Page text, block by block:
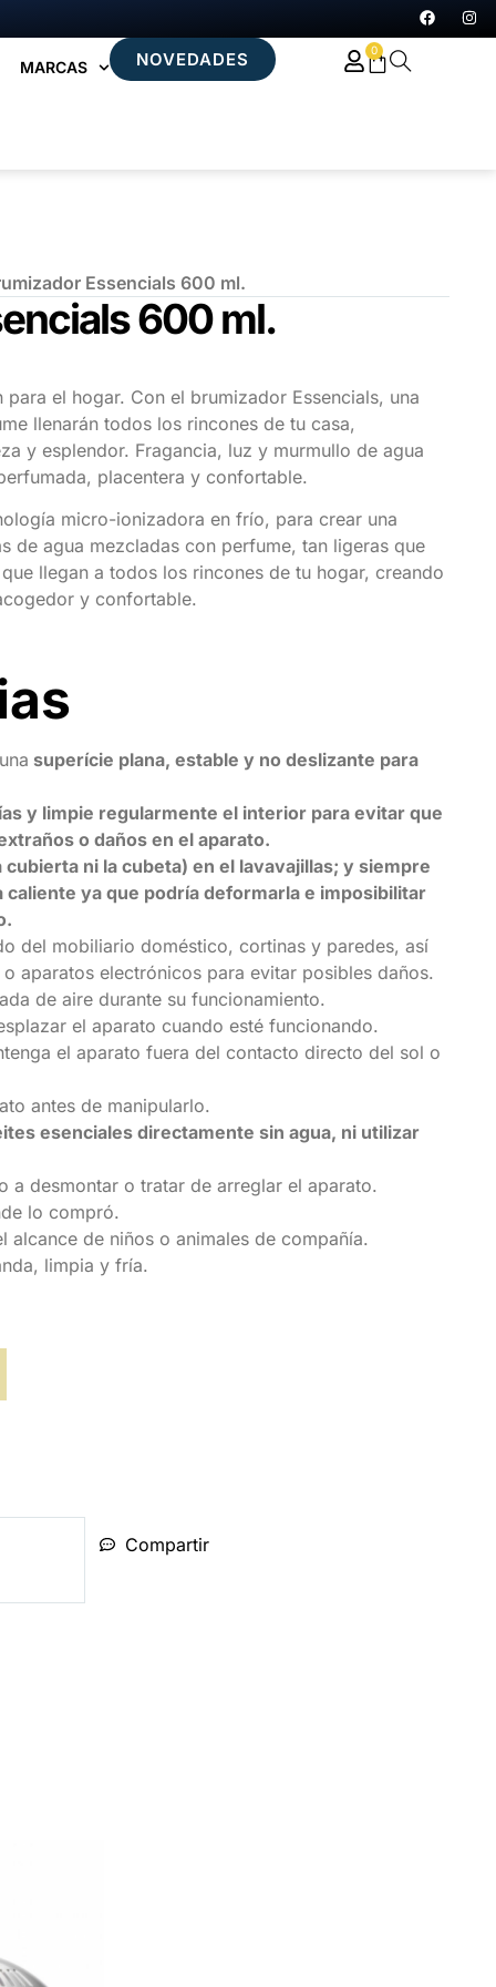
MARCAS NOVEDADES 0
Essencials 600 ml.
600 ml.
el hogar. Con el brumizador Essencials, una
llenarán todos los rincones de tu casa,
y esplendor. Fragancia, luz y murmullo de agua
placentera y confortable.
micro-ionizadora en frío, para crear una
de agua mezcladas con perfume, tan ligeras que
llegan a todos los rincones de tu hogar, creando
y confortable.
superície plana, estable y no deslizante para
y limpie regularmente el interior para evitar que
o daños en el aparato.
ni la cubeta) en el lavavajillas; y siempre
caliente ya que podría deformarla e imposibilitar
del mobiliario doméstico, cortinas y paredes, así
aparatos electrónicos para evitar posibles daños.
de aire durante su funcionamiento.
el aparato cuando esté funcionando.
el aparato fuera del contacto directo del sol o
antes de manipularlo.
esenciales directamente sin agua, ni utilizar
a desmontar o tratar de arreglar el aparato.
lo compró.
alcance de niños o animales de compañía.
limpia y fría.
Compartir